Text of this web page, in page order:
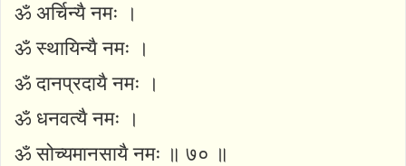
ॐ अर्चिन्यै नमः ।
ॐ स्थायिन्यै नमः ।
ॐ दानप्रदायै नमः ।
ॐ धनवत्यै नमः ।
ॐ सोच्यमानसायै नमः ॥ ७० ॥